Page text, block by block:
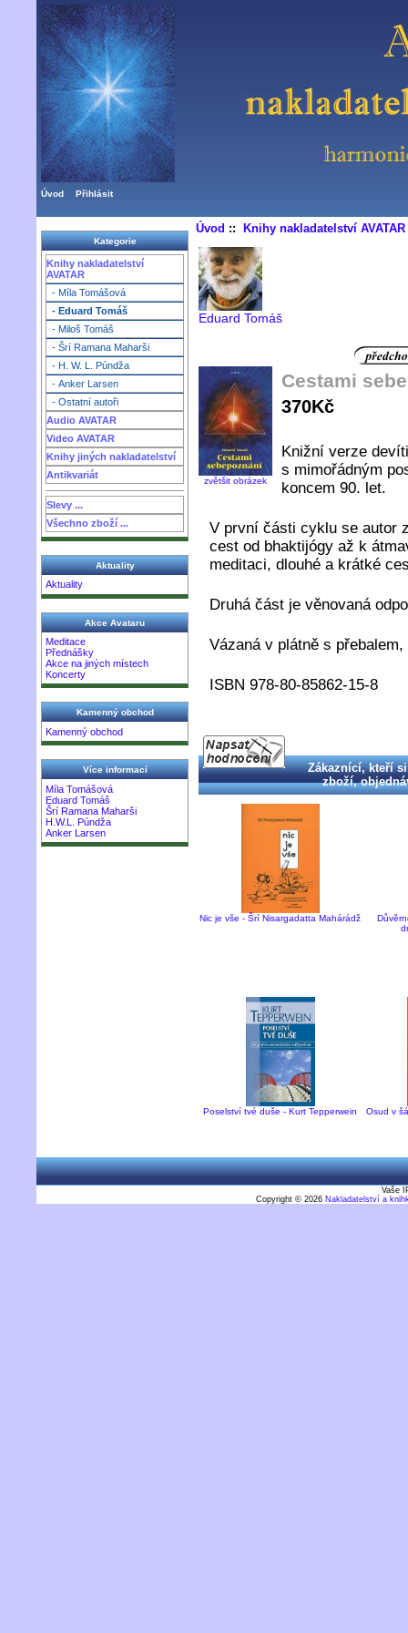
Úvod Přihlásit
Kategorie
Knihy nakladatelství
AVATAR
- Míla Tomášová
- Eduard Tomáš
- Miloš Tomáš
- Šrí Ramana Maharši
- H. W. L. Púndža
- Anker Larsen
- Ostatní autoři
Audio AVATAR
Video AVATAR
Knihy jiných nakladatelství
Antikvariát
Slevy ...
Všechno zboží ...
Aktuality
Aktuality
Akce Avataru
Meditace
Přednášky
Akce na jiných místech
Koncerty
Kamenný obchod
Kamenný obchod
Více informací
Míla Tomášová
Eduard Tomáš
Šrí Ramana Maharši
H.W.L. Púndža
Anker Larsen
Úvod :: Knihy nakladatelství AVATAR
Eduard Tomáš
zvětšit obrázek
Cestami
370Kč
Knižní verze
s mimořádným
koncem 90. let.
V první části cyklu se autor
cest od bhaktijógy až k
meditaci, dlouhé a krátké
Druhá část je věnovaná
Vázaná v plátně s
ISBN 978-80-85862-15-8
Zákaznící, kteří
zboží,
Nic je vše - Šrí Nisargadatta Mahárádž
Poselství tvé duše - Kurt Tepperwein Osud v
Vaše
Copyright © 2026 Nakladatelství a